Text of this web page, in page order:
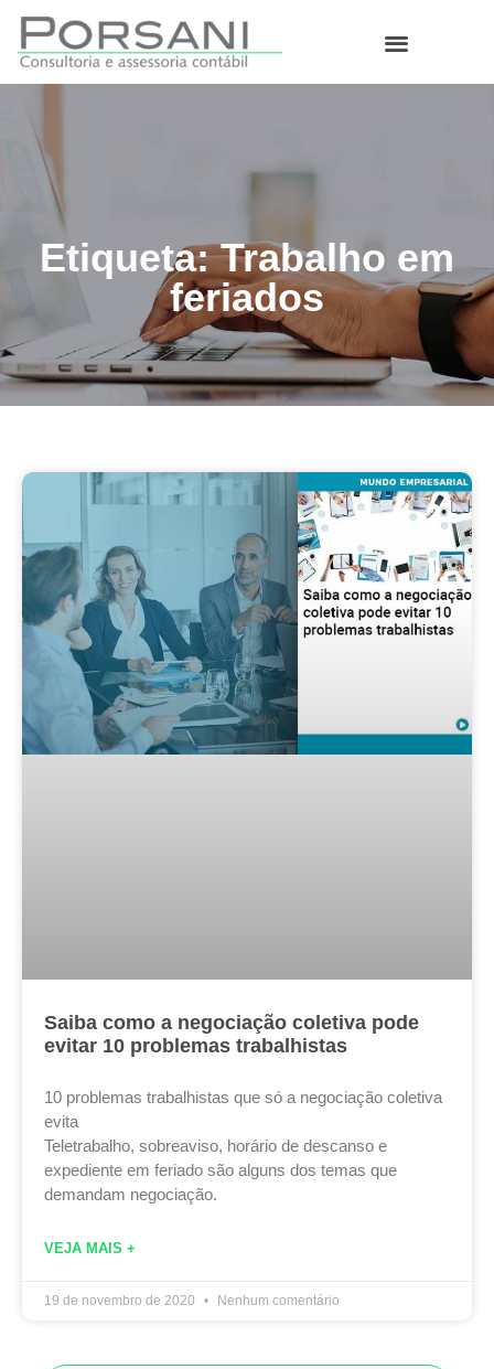
Etiqueta: Trabalho em
feriados
Saiba como a negociação coletiva pode
evitar 10 problemas trabalhistas
10 problemas trabalhistas que só a negociação coletiva
evita
Teletrabalho, sobreaviso, horário de descanso e
expediente em feriado são alguns dos temas que
demandam negociação.
VEJA MAIS +
19 de novembro de 2020 Nenhum comentário